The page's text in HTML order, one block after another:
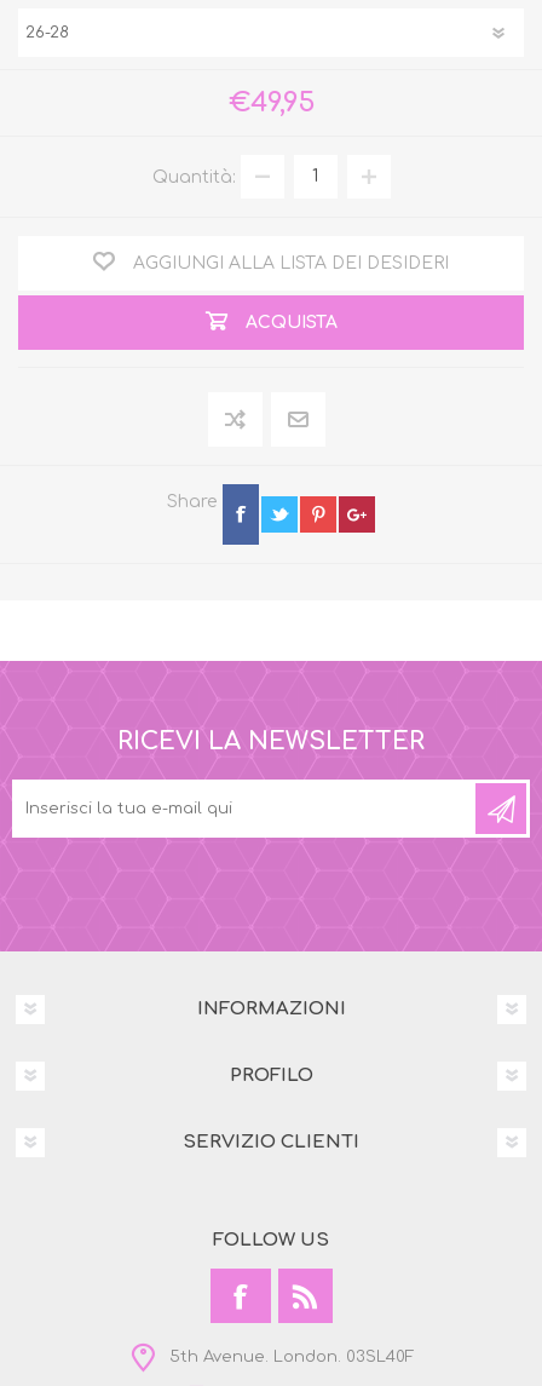
€49,95
Quantità:
AGGIUNGI ALLA LISTA DEI DESIDERI
ACQUISTA
Share
RICEVI LA NEWSLETTER
INFORMAZIONI
PROFILO
SERVIZIO CLIENTI
FOLLOW US
5th Avenue. London. 03SL40F